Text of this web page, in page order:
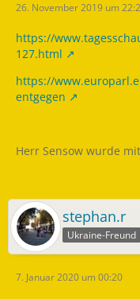
26. November 2019 um
https://
127.html
https://
entgegen
Herr Sensow wurde
stephan.r
Ukraine-Freund
7. Januar 2020 um 00:20